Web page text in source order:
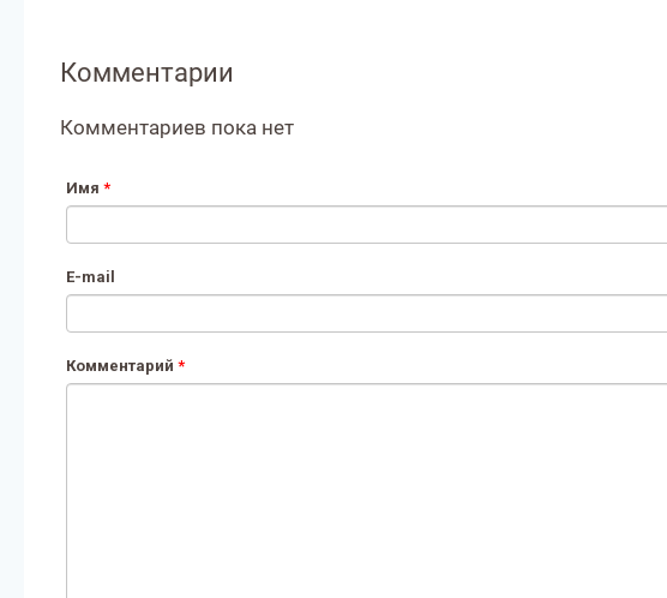
Комментарии
Комментариев пока нет
Имя *
E-mail
Комментарий *